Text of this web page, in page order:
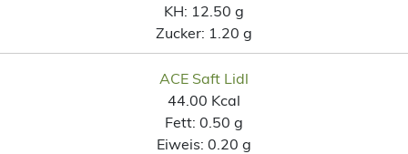
KH: 12.50 g
Zucker: 1.20 g
ACE Saft Lidl
44.00 Kcal
Fett: 0.50 g
Eiweis: 0.20 g